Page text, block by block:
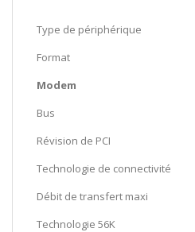
Type de périphérique
Format
Modem
Bus
Révision de PCI
Technologie de connectivité
Débit de transfert maxi
Technologie 56K